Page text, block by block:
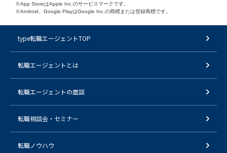
※App StoreはApple Inc.のサービスマークです。
※Android、Google PlayはGoogle Inc.の商標または登録商標です。
type転職エージェントTOP
転職エージェントとは
転職エージェントの面談
転職相談会・セミナー
転職ノウハウ